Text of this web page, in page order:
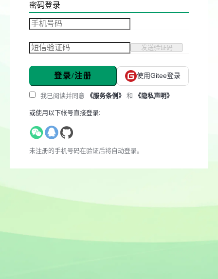
密码登录
发送验证码
登录/注册 使用Gitee登录
我已阅读并同意 《服务条例》 和 《隐私声明》
或使用以下帐号直接登录:
未注册的手机号码在验证后将自动登录。